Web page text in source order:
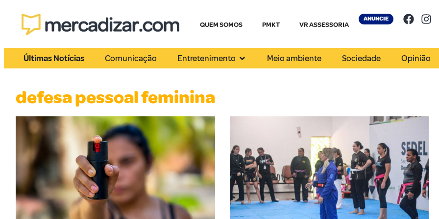
QUEM SOMOS PMKT VR ASSESSORIA
ANUNCIE
Últimas Notícias Comunicação Entretenimento Meio ambiente Sociedade Opinião
defesa pessoal feminina